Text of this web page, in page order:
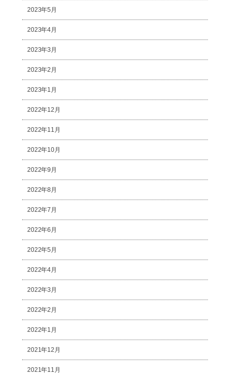
2023年5月
2023年4月
2023年3月
2023年2月
2023年1月
2022年12月
2022年11月
2022年10月
2022年9月
2022年8月
2022年7月
2022年6月
2022年5月
2022年4月
2022年3月
2022年2月
2022年1月
2021年12月
2021年11月